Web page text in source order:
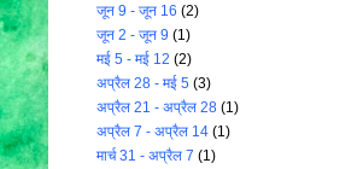
जून 9 - जून 16 (2)
जून 2 - जून 9 (1)
मई 5 - मई 12 (2)
अप्रैल 28 - मई 5 (3)
अप्रैल 21 - अप्रैल 28 (1)
अप्रैल 7 - अप्रैल 14 (1)
मार्च 31 - अप्रैल 7 (1)